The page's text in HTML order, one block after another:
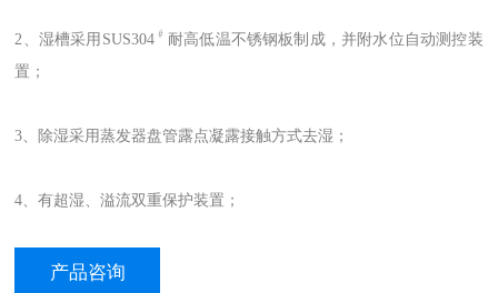
2、湿槽采用SUS304 ﹟ 耐高低温不锈钢板制成，并附水位自动测控装
置；
3、除湿采用蒸发器盘管露点凝露接触方式去湿；
4、有超湿、溢流双重保护装置；
产品咨询